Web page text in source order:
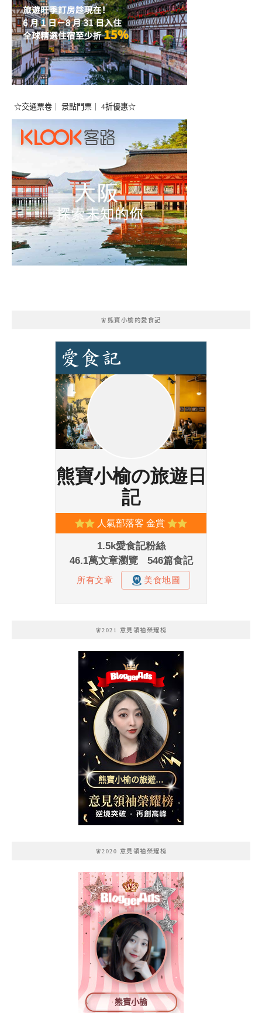
☆交通票卷｜ 景點門票｜ 4折優惠☆
🧚熊寶小榆的愛食記
🧚2021 意見領袖榮耀榜
熊寶小榆の旅遊日
記
🧚2020 意見領袖榮耀榜
熊寶小榆